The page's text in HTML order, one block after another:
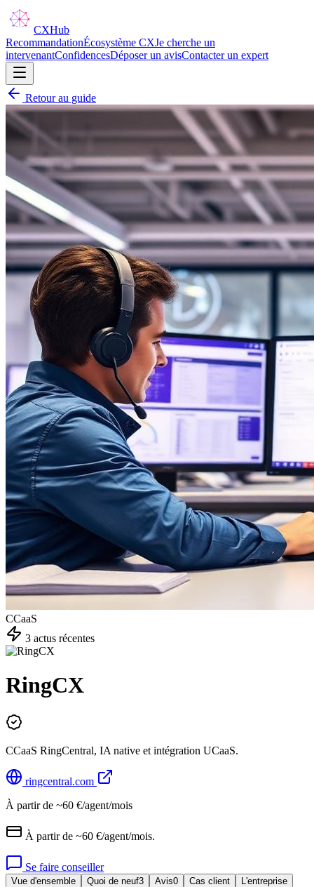
CXHub
RecommandationÉcosystème CXJe cherche un
intervenantConfidencesDéposer un avisContacter un expert
Retour au guide
CCaaS
3 actus récentes
RingCX
CCaaS RingCentral, IA native et intégration UCaaS.
ringcentral.com
À partir de ~60 €/agent/mois
À partir de ~60 €/agent/mois.
Se faire conseiller
Vue d'ensemble Quoi de neuf3 Avis0 Cas client L'entreprise